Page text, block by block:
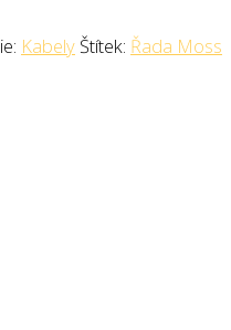
Kabely Štítek: Řada Moss